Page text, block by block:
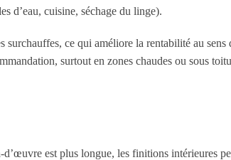
d’eau, cuisine, séchage du linge).
surchauffes, ce qui améliore la rentabilité au sens
surtout en zones chaudes ou sous
est plus longue, les finitions intérieures